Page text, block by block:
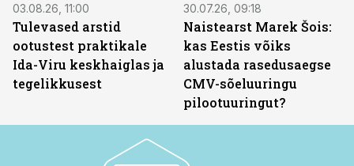
03.08.26, 11:00
Tulevased arstid
ootustest praktikale
Ida-Viru keskhaiglas ja
tegelikkusest
30.07.26, 09:18
Naistearst Marek Šois:
kas Eestis võiks
alustada rasedusaegse
CMV-sõeluuringu
pilootuuringut?